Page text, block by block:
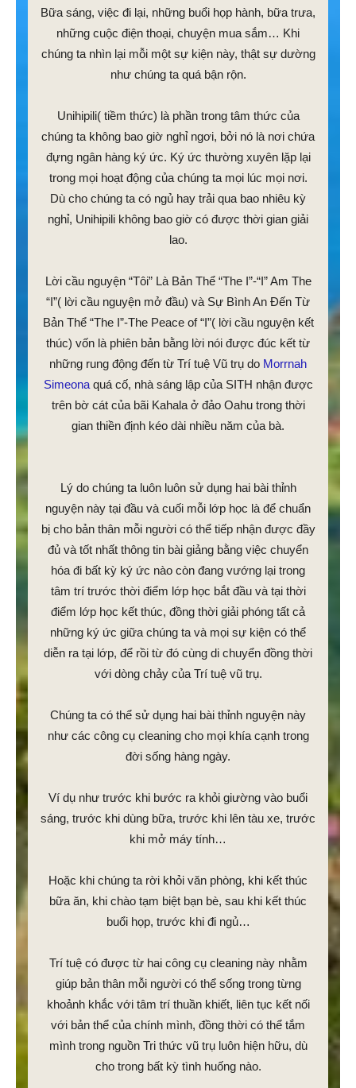
Bữa sáng, việc đi lại, những buổi họp hành, bữa trưa,
những cuộc điện thoại, chuyện mua sắm… Khi
chúng ta nhìn lại mỗi một sự kiện này, thật sự dường
như chúng ta quá bận rộn.
Unihipili( tiềm thức) là phần trong tâm thức của
chúng ta không bao giờ nghỉ ngơi, bởi nó là nơi chứa
đựng ngân hàng ký ức. Ký ức thường xuyên lặp lại
trong mọi hoạt động của chúng ta mọi lúc mọi nơi.
Dù cho chúng ta có ngủ hay trải qua bao nhiêu kỳ
nghỉ, Unihipili không bao giờ có được thời gian giải
lao.
Lời cầu nguyện “Tôi” Là Bản Thể “The I”-“I” Am The
“I”( lời cầu nguyện mở đầu) và Sự Bình An Đến Từ
Bản Thể “The I”-The Peace of “I”( lời cầu nguyện kết
thúc) vốn là phiên bản bằng lời nói được đúc kết từ
những rung động đến từ Trí tuệ Vũ trụ do Morrnah
Simeonaquá cố, nhà sáng lập của SITH nhận được
trên bờ cát của bãi Kahala ở đảo Oahu trong thời
gian thiền định kéo dài nhiều năm của bà.
Lý do chúng ta luôn luôn sử dụng hai bài thỉnh
nguyện này tại đầu và cuối mỗi lớp học là để chuẩn
bị cho bản thân mỗi người có thể tiếp nhận được đầy
đủ và tốt nhất thông tin bài giảng bằng việc chuyển
hóa đi bất kỳ ký ức nào còn đang vướng lại trong
tâm trí trước thời điểm lớp học bắt đầu và tại thời
điểm lớp học kết thúc, đồng thời giải phóng tất cả
những ký ức giữa chúng ta và mọi sự kiện có thể
diễn ra tại lớp, để rồi từ đó cùng di chuyển đồng thời
với dòng chảy của Trí tuệ vũ trụ.
Chúng ta có thể sử dụng hai bài thỉnh nguyện này
như các công cụ cleaning cho mọi khía cạnh trong
đời sống hàng ngày.
Ví dụ như trước khi bước ra khỏi giường vào buổi
sáng, trước khi dùng bữa, trước khi lên tàu xe, trước
khi mở máy tính…
Hoặc khi chúng ta rời khỏi văn phòng, khi kết thúc
bữa ăn, khi chào tạm biệt bạn bè, sau khi kết thúc
buổi họp, trước khi đi ngủ…
Trí tuệ có được từ hai công cụ cleaning này nhằm
giúp bản thân mỗi người có thể sống trong từng
khoảnh khắc với tâm trí thuần khiết, liên tục kết nối
với bản thể của chính mình, đồng thời có thể tắm
mình trong nguồn Tri thức vũ trụ luôn hiện hữu, dù
cho trong bất kỳ tình huống nào.